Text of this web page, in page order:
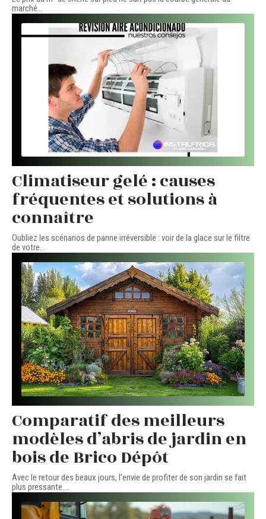
marché…
Climatiseur gelé : causes
fréquentes et solutions à
connaître
Oubliez les scénarios de panne irréversible : voir de la glace sur le filtre
de votre…
Comparatif des meilleurs
modèles d’abris de jardin en
bois de Brico Dépôt
Avec le retour des beaux jours, l'envie de profiter de son jardin se fait
plus pressante.…